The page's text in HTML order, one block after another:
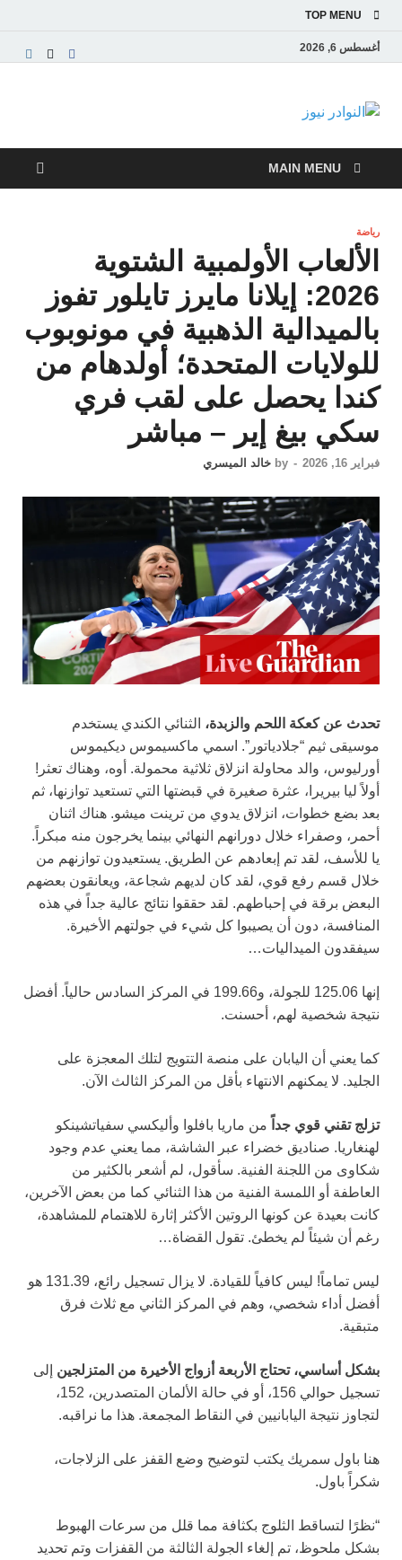
TOP MENU
أغسطس 6, 2026
النوادر نيوز
من العالم العربي والعالمي
MAIN MENU
رياضة
الألعاب الأولمبية الشتوية
2026: إيلانا مايرز تايلور تفوز
بالميدالية الذهبية في مونوبوب
للولايات المتحدة؛ أولدهام من
كندا يحصل على لقب فري
سكي بيغ إير – مباشر
فبراير 16, 2026 -
by خالد الميسري
تحدث عن كعكة اللحم والزبدة، الثنائي الكندي يستخدم
موسيقى ثيم “جلادياتور”. اسمي ماكسيموس ديكيموس
أورليوس، والد محاولة انزلاق ثلاثية محمولة. أوه، وهناك تعثر!
أولاً ليا بيريرا، عثرة صغيرة في قبضتها التي تستعيد توازنها، ثم
بعد بضع خطوات، انزلاق يدوي من ترينت ميشو. هناك اثنان
أحمر، وصفراء خلال دورانهم النهائي بينما يخرجون منه مبكراً.
يا للأسف، لقد تم إبعادهم عن الطريق. يستعيدون توازنهم من
خلال قسم رفع قوي، لقد كان لديهم شجاعة، ويعانقون بعضهم
البعض برقة في إحباطهم. لقد حققوا نتائج عالية جداً في هذه
المنافسة، دون أن يصيبوا كل شيء في جولتهم الأخيرة.
سيفقدون الميداليات…
إنها 125.06 للجولة، و199.66 في المركز السادس حالياً. أفضل
نتيجة شخصية لهم، أحسنت.
كما يعني أن اليابان على منصة التتويج لتلك المعجزة على
الجليد. لا يمكنهم الانتهاء بأقل من المركز الثالث الآن.
تزلج تقني قوي جداً من ماريا بافلوا وأليكسي سفياتشينكو
لهنغاريا. صناديق خضراء عبر الشاشة، مما يعني عدم وجود
شكاوى من اللجنة الفنية. سأقول، لم أشعر بالكثير من
العاطفة أو اللمسة الفنية من هذا الثنائي كما من بعض الآخرين،
كانت بعيدة عن كونها الروتين الأكثر إثارة للاهتمام للمشاهدة،
رغم أن شيئاً لم يخطئ. تقول القضاة…
ليس تماماً! ليس كافياً للقيادة. لا يزال تسجيل رائع، 131.39 هو
أفضل أداء شخصي، وهم في المركز الثاني مع ثلاث فرق
متبقية.
بشكل أساسي، تحتاج الأربعة أزواج الأخيرة من المتزلجين إلى
تسجيل حوالي 156، أو في حالة الألمان المتصدرين، 152،
لتجاوز نتيجة اليابانيين في النقاط المجمعة. هذا ما نراقبه.
هنا باول سمريك يكتب لتوضيح وضع القفز على الزلاجات،
شكراً باول.
“نظرًا لتساقط الثلوج بكثافة مما قلل من سرعات الهبوط
بشكل ملحوظ، تم إلغاء الجولة الثالثة من القفزات وتم تحديد